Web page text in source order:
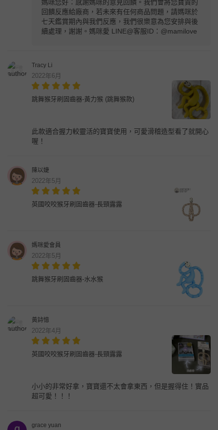
媽咪您好：感謝媽咪的意見回饋。我們會將您寶貴的
回饋反應給廠商，若未來有任何商品問題，請媽咪於
七天鑑賞期內與我們反應，我們很樂意為您安排與後
續處理，謝謝。媽咪愛 LINE@客服ID：@mamilove
Tracy Li
2022年6月
跳舞猴牙刷固齒器-黃力猴 (跳舞猴款)
此款適合握力較靈活的寶寶使用，可愛滑稽造型看了就開心
喔！
陳以婕
2022年5月
英國咬咬猴牙刷固齒器-長頸露露
媽咪愛會員
2022年5月
跳舞猴牙刷固齒器-水水猴
黃詩憶
2022年4月
英國咬咬猴牙刷固齒器-長頸露露
小小的非常好拿，寶寶還不太會拿東西，但是握得住！實品
超可愛！！！
grace yuan